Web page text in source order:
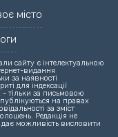
місто
сайту є інтелектуальною
видання
за наявності
для індексації
тільки за письмовою
на правах
за зміст
Редакція не
можливість висловити